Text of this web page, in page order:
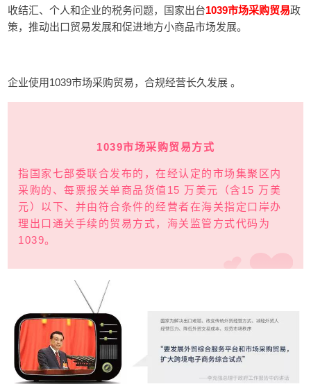
收结汇、个人和企业的税务问题，国家出台1039市场采购贸易政
策，推动出口贸易发展和促进地方小商品市场发展。
企业使用1039市场采购贸易，合规经营长久发展 。
1039市场采购贸易方式
指国家七部委联合发布的，在经认定的市场集聚区内
采购的、每票报关单商品货值15 万美元（含15 万美
元）以下、并由符合条件的经营者在海关指定口岸办
理出口通关手续的贸易方式，海关监管方式代码为
1039。